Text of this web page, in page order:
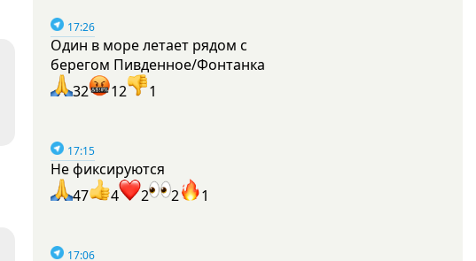
17:26
Один в море летает рядом с
берегом Пивденное/Фонтанка
32
12 1
17:15
Не фиксируются
47
4 2 2 1
17:06